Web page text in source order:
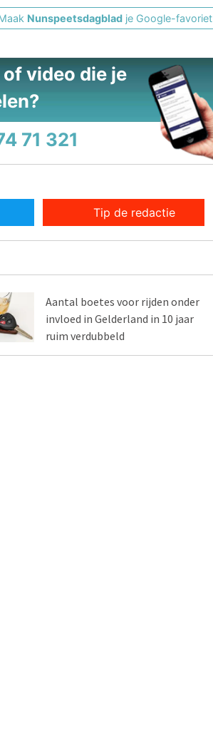
Nunspeetsdagblad je Google-favoriet
video die je
71 321
Tip de redactie
Aantal boetes voor rijden onder
invloed in Gelderland in 10 jaar
ruim verdubbeld